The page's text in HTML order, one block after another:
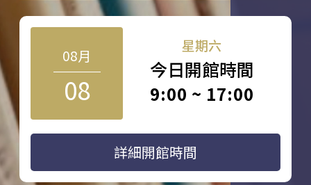
08月
08
星期六
今日開館時間
9:00 ~ 17:00
詳細開館時間